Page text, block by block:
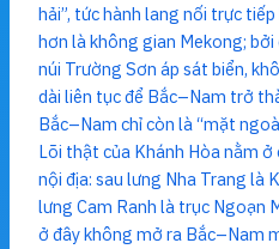
hải”, tức hành lang nối trực
hơn là không gian Mekong; bởi
núi Trường Sơn áp sát biển,
dài liên tục để Bắc–Nam trở
Bắc–Nam chỉ còn là “mặt
Lõi thật của Khánh Hòa nằm
nội địa: sau lưng Nha Trang là
lưng Cam Ranh là trục Ngoạn
ở đây không mở ra Bắc–Nam